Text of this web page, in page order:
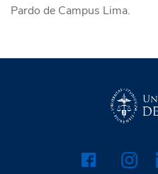
Pardo de Campus Lima.